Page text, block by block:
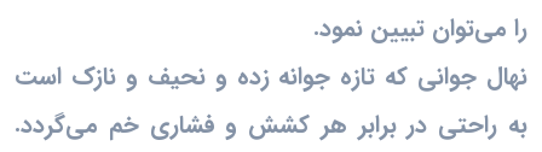
را می‌توان تبیین نمود.
نهال جوانی که تازه جوانه زده و نحیف و نازک است
به راحتی در برابر هر کشش و فشاری خم می‌گردد.